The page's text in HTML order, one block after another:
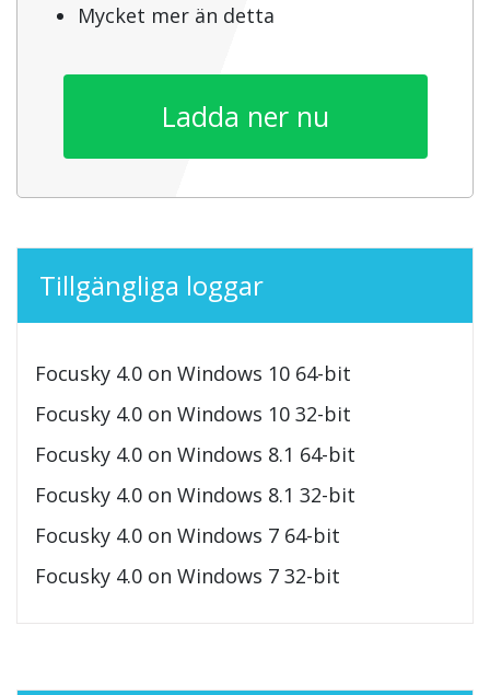
Mycket mer än detta
Ladda ner nu
Tillgängliga loggar
Focusky 4.0 on Windows 10 64-bit
Focusky 4.0 on Windows 10 32-bit
Focusky 4.0 on Windows 8.1 64-bit
Focusky 4.0 on Windows 8.1 32-bit
Focusky 4.0 on Windows 7 64-bit
Focusky 4.0 on Windows 7 32-bit